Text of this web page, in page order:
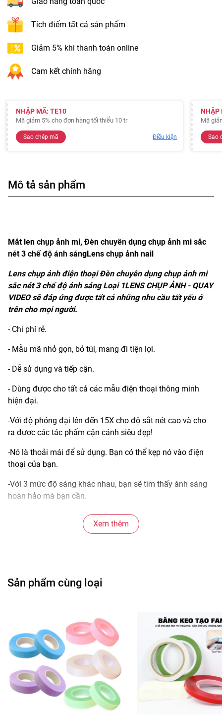
Tích điểm tất cả sản phẩm
Giảm 5% khi thanh toán online
Cam kết chính hãng
NHẬP MÃ: TE10
Mã giảm 5% cho đơn hàng tối thiểu 10 tr
Sao chép mã Điều kiện
NHẬP
Mã
Sao
Mô tả sản phẩm
Mắt len chụp ảnh mi, Đèn chuyên dụng chụp ảnh mi sắc
nét 3 chế độ ánh sángLens chụp ảnh nail
Lens chụp ảnh điện thoại Đèn chuyên dụng chụp ảnh mi
sắc nét 3 chế độ ánh sáng Loại 1LENS CHỤP ẢNH - QUAY
VIDEO sẽ đáp ứng được tất cả những nhu cầu tất yếu ở
trên cho mọi người.
- Chi phí rẻ.
- Mẫu mã nhỏ gọn, bỏ túi, mang đi tiện lợi.
- Dễ sử dụng và tiếp cận.
- Dùng được cho tất cả các mẫu điện thoại thông minh
hiện đại.
-Với độ phóng đại lên đến 15X cho độ sắt nét cao và cho
ra được các tác phẩm cận cảnh siêu đẹp!
-Nó là thoải mái để sử dụng. Bạn có thể kẹp nó vào điện
thoại của bạn.
-Với 3 mức độ sáng khác nhau, bạn sẽ tìm thấy ánh sáng
hoàn hảo mà bạn cần.
-Nó cũng giúp bạn có được hình ảnh chất lượng cao hơn
khi không có ánh sáng tự nhiên.
-Mẹo chụp ảnh sắc nét giữ khoảng cách với vật chụp 1-
-Tên: Đèn LO-190
-Chất liệu: nhựa + thủy tinh
-Dung lượng pin: 100mAh (bao gồm)
-Độ phóng đại: 15X
-Màu đèn LED: ánh sáng ấm, ánh sáng lạnh, ánh sáng tự
Xem thêm
Sản phẩm cùng loại